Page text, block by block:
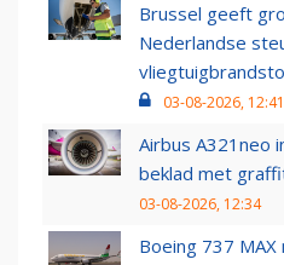
Brussel geeft
Nederlandse
03-08-2026, 12:41
Airbus A321neo
beklad met
03-08-2026, 12:34
Boeing 737